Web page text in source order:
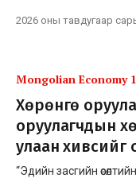
2026 оны тавдугаар
Mongolian Economy
Хөрөнгө
оруулагчдын
улаан хивсийг
“Эдийн засгийн